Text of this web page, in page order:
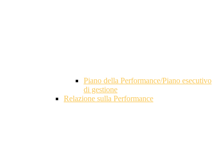
Piano della Performance/Piano esecutivo
di gestione
Relazione sulla Performance